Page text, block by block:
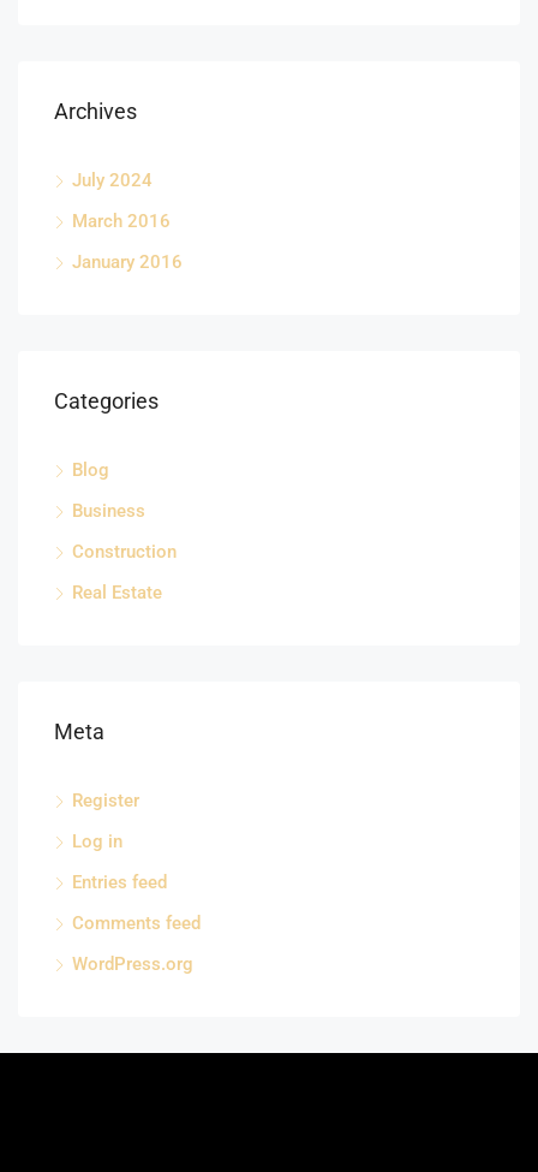
Archives
July 2024
March 2016
January 2016
Categories
Blog
Business
Construction
Real Estate
Meta
Register
Log in
Entries feed
Comments feed
WordPress.org